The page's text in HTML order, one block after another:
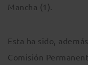
Mancha (1).
Esta ha sido,
Comisión